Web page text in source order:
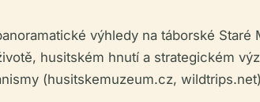
výhledy na táborské Staré
husitském hnutí a strategickém
(husitskemuzeum.cz,